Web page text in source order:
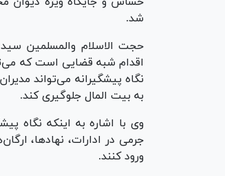
شد.
حجت الاسلام والمسلمین
اقدام شبه قضایی است که
نگاه پیشگیرانه می‌تواند
به بیت المال جلوگیری کند.
وی با اشاره به اینکه نگاه
جرمی در ادارات، نهادها،
ورود کنند.